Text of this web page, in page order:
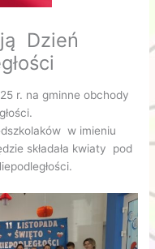
Dzień
r. na gminne obchody
w imieniu
składała kwiaty pod